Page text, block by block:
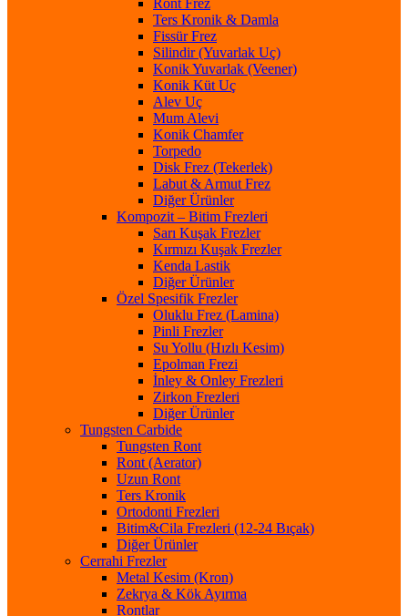
Ront Frez
Ters Kronik & Damla
Fissür Frez
Silindir (Yuvarlak Uç)
Konik Yuvarlak (Veener)
Konik Küt Uç
Alev Uç
Mum Alevi
Konik Chamfer
Torpedo
Disk Frez (Tekerlek)
Labut & Armut Frez
Diğer Ürünler
Kompozit – Bitim Frezleri
Sarı Kuşak Frezler
Kırmızı Kuşak Frezler
Kenda Lastik
Diğer Ürünler
Özel Spesifik Frezler
Oluklu Frez (Lamina)
Pinli Frezler
Su Yollu (Hızlı Kesim)
Epolman Frezi
İnley & Onley Frezleri
Zirkon Frezleri
Diğer Ürünler
Tungsten Carbide
Tungsten Ront
Ront (Aerator)
Uzun Ront
Ters Kronik
Ortodonti Frezleri
Bitim&Cila Frezleri (12-24 Bıçak)
Diğer Ürünler
Cerrahi Frezler
Metal Kesim (Kron)
Zekrya & Kök Ayırma
Rontlar